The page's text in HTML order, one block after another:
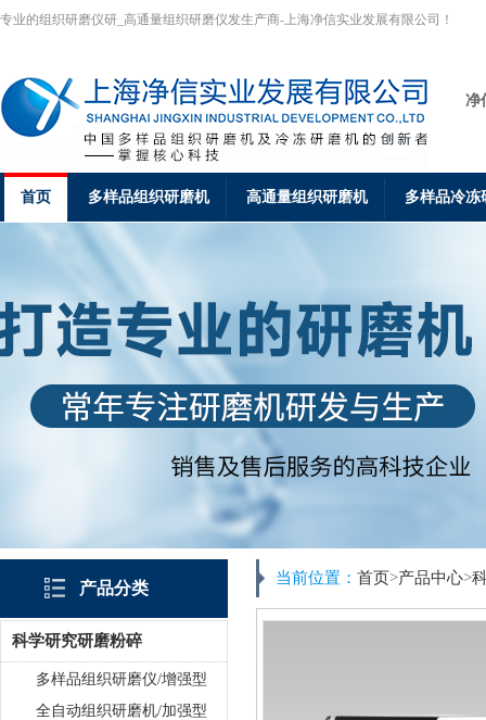
专业的组织研磨仪研_高通量组织研磨仪发生产商-上海净信实业发展有限公司！
净
首页 多样品组织研磨机 高通量组织研磨机 多样品冷冻
产品分类
科学研究研磨粉碎
多样品组织研磨仪/增强型
全自动组织研磨机/加强型
当前位置： 首页>产品中心>